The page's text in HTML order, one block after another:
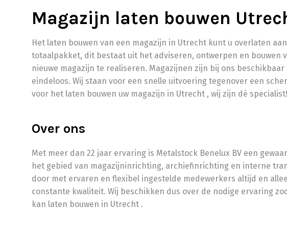
Magazijn laten bouwen
Het laten bouwen van een magazijn in Utrecht kunt u overlaten
totaalpakket, dit bestaat uit het adviseren, ontwerpen en bouwen
nieuwe magazijn te realiseren. Magazijnen zijn bij ons
eindeloos. Wij staan voor een snelle uitvoering tegenover een
voor het laten bouwen uw magazijn in Utrecht , wij zijn dé specialist!
Over ons
Met meer dan 22 jaar ervaring is Metalstock Benelux BV een
het gebied van magazijninrichting, archiefinrichting en interne
door met ervaren en flexibel ingestelde medewerkers altijd en
constante kwaliteit. Wij beschikken dus over de nodige ervaring
kan laten bouwen in Utrecht .